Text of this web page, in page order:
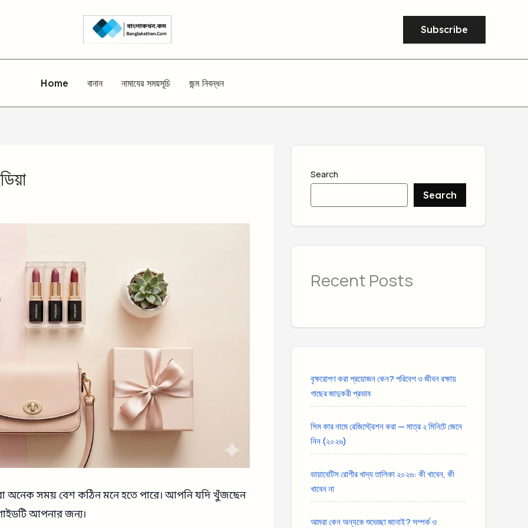
Subscribe
Home বানান নামাযের সময়সূচি জন্ম নিবন্ধন
অনেক সময় বেশ কঠিন মনে হতে পারে। আপনি যদি খুঁজছেন
আপনার জন্য।
Search
Search
Recent Posts
বৃক্ষরোপণ করা প্রয়োজন কেন? পরিবেশ ও জীবন রক্ষায়
গাছের জাদুকরী প্রভাব
সিম কার নামে রেজিস্ট্রেশন করা — মাত্র ২ মিনিটে জেনে
নিন (২০২৬)
ডায়াবেটিস রোগীর খাদ্য তালিকা ২০২৬: কী খাবেন, কী
খাবেন না
আমরা কেন অন্যকে শুভেচ্ছা জানাই? সম্পর্ক ও